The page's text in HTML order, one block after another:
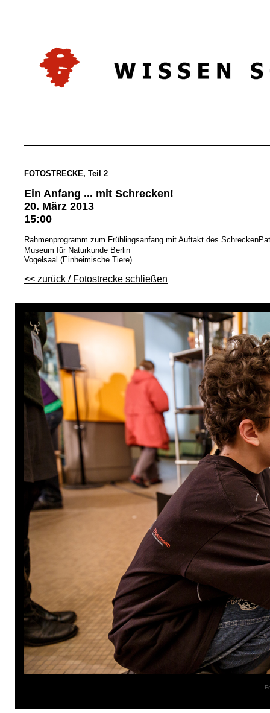
FOTOSTRECKE, Teil 2
Ein Anfang ... mit Schrecken!
20. März 2013
15:00
Rahmenprogramm zum Frühlingsanfang mit Auftakt des
Museum für Naturkunde Berlin
Vogelsaal (Einheimische Tiere)
<< zurück / Fotostrecke schließen